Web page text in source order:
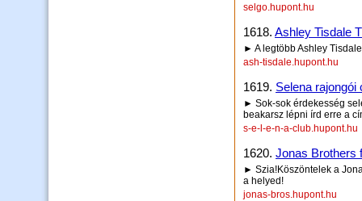
selgo.hupont.hu
1618. Ashley Tisdale
► A legtöbb Ashley
ash-tisdale.hupont.hu
1619. Selena rajongói
► Sok-sok érdekesség
beakarsz lépni írd erre a
s-e-l-e-n-a-club.hupont.hu
1620. Jonas Brothers
► Szia!Köszöntelek a
a helyed!
jonas-bros.hupont.hu